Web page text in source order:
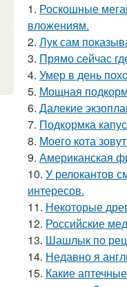
1. Роскошные
вложениям.
2. Лук сам
3. Прямо сейчас
4. Умер в день
5. Мощная
6. Далекие
7. Подкормка
8. Моего кота
9. Американская
10. У релокантов
интересов.
11. Некоторые
12. Российские
13. Шашлык по
14. Недавно я
15. Какие